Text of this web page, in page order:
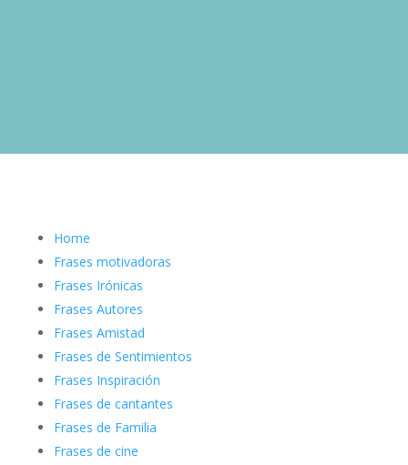
Home
Frases motivadoras
Frases Irónicas
Frases Autores
Frases Amistad
Frases de Sentimientos
Frases Inspiración
Frases de cantantes
Frases de Familia
Frases de cine